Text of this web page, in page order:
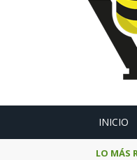
INICIO
LO MÁS